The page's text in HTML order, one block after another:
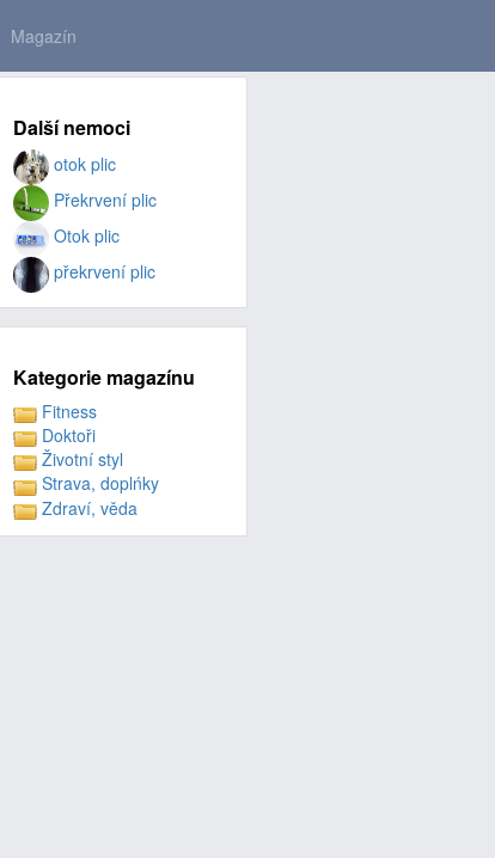
Magazín
Další nemoci
otok plic
Překrvení plic
Otok plic
překrvení plic
Kategorie magazínu
Fitness
Doktoři
Životní styl
Strava, doplńky
Zdraví, věda